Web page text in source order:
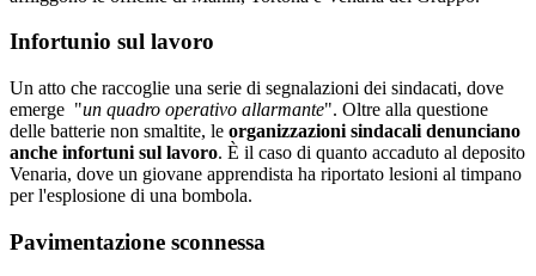
Infortunio sul lavoro
Un atto che raccoglie una serie di segnalazioni dei sindacati, dove
emerge "un quadro operativo allarmante". Oltre alla questione
delle batterie non smaltite, le organizzazioni sindacali denunciano
anche infortuni sul lavoro. È il caso di quanto accaduto al deposito
Venaria, dove un giovane apprendista ha riportato lesioni al timpano
per l'esplosione di una bombola.
Pavimentazione sconnessa